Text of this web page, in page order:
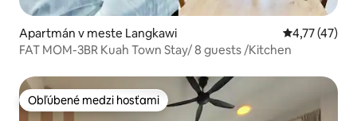
Apartmán v meste Langkawi Priemerné
4,77 (47)
FAT MOM-3BR Kuah Town Stay/ 8 guests /Kitchen
Obľúbené medzi hosťami
Obľúbené medzi hosťami